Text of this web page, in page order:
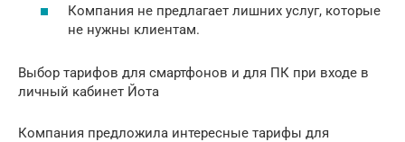
Компания не предлагает лишних услуг, которые
не нужны клиентам.
Выбор тарифов для смартфонов и для ПК при входе в
личный кабинет Йота
Компания предложила интересные тарифы для